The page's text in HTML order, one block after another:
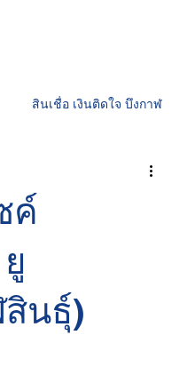
สินเชื่อ เงินติดใจ บึงกาฬ
เงินติดใจ | สินเชื่อรถและที่ดิน
ค์
นธุ์)